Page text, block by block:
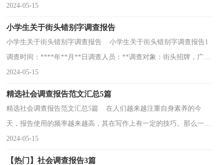
样的呢？下面是小编帮大家整理的暑假调查报告7篇...
2024-05-15
小学生关于街头错别字调查报告
小学生关于街头错别字调查报告 小学生关于街头错别字调查报告1
调查时间：****年**月**日调查人员：**调查对象：街头招牌，广
告，作业本调查目的：增加对汉字的了解，学会规范用字调查...
2024-05-15
精选社会调查报告范文汇总5篇
精选社会调查报告范文汇总5篇 在人们越来越注重自身素养的今
天，报告使用的频率越来越高，其在写作上有一定的技巧。那么一般
报告是怎么写的呢？以下是小编整理的社会调查报告5...
2024-05-15
【热门】社会调查报告3篇